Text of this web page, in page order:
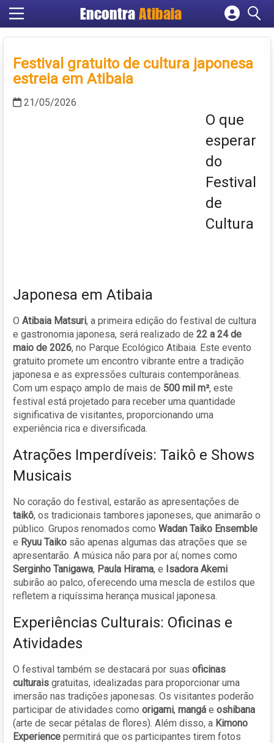
Encontra Atibaia
Cadastrar empresa
Criar conta
Festival gratuito de cultura japonesa
estreia em Atibaia
21/05/2026
O que
esperar
do
Festival
de
Cultura
Japonesa em Atibaia
O Atibaia Matsuri, a primeira edição do festival de cultura
e gastronomia japonesa, será realizado de 22 a 24 de
maio de 2026, no Parque Ecológico Atibaia. Este evento
gratuito promete um encontro vibrante entre a tradição
japonesa e as expressões culturais contemporâneas.
Com um espaço amplo de mais de 500 mil m², este
festival está projetado para receber uma quantidade
significativa de visitantes, proporcionando uma
experiência rica e diversificada.
Atrações Imperdíveis: Taikô e Shows
Musicais
No coração do festival, estarão as apresentações de
taikô, os tradicionais tambores japoneses, que animarão o
público. Grupos renomados como Wadan Taiko Ensemble
e Ryuu Taiko são apenas algumas das atrações que se
apresentarão. A música não para por aí; nomes como
Serginho Tanigawa, Paula Hirama, e Isadora Akemi
subirão ao palco, oferecendo uma mescla de estilos que
refletem a riquíssima herança musical japonesa.
Experiências Culturais: Oficinas e
Atividades
O festival também se destacará por suas oficinas
culturais gratuitas, idealizadas para proporcionar uma
imersão nas tradições japonesas. Os visitantes poderão
participar de atividades como origami, mangá e oshibana
(arte de secar pétalas de flores). Além disso, a Kimono
Experience permitirá que os participantes tirem fotos